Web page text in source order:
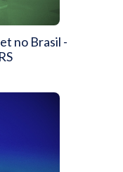
no Brasil -